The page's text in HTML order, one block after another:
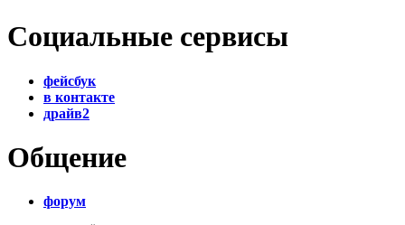
Социальные сервисы
фейсбук
в контакте
драйв2
Общение
форум